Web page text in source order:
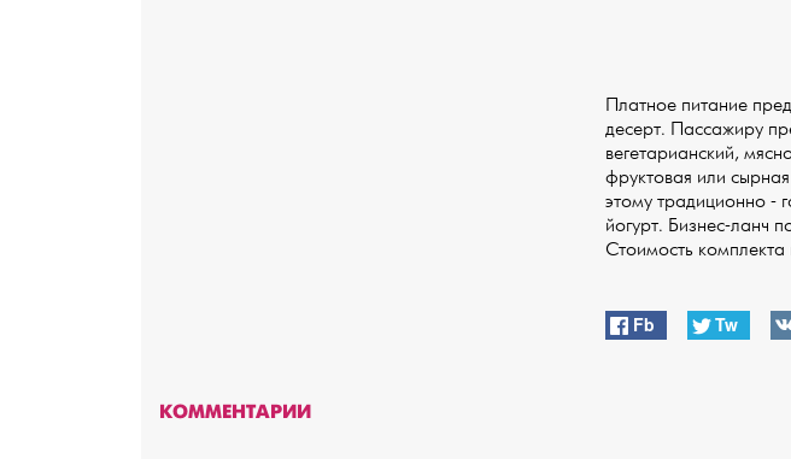
Платное питание
десерт. Пассажиру
вегетарианский,
фруктовая или
этому традиционно -
йогурт. Бизнес-ланч
Стоимость
Fb Tw
КОММЕНТАРИИ